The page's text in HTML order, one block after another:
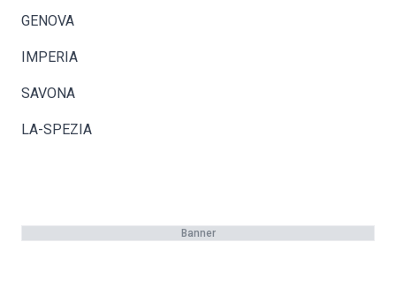
GENOVA
IMPERIA
SAVONA
LA-SPEZIA
Banner